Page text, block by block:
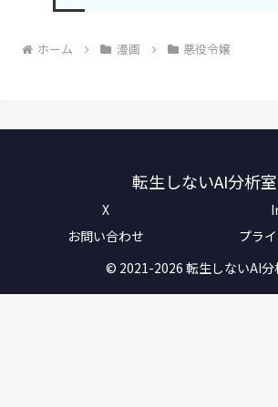
ホーム 漫画 悪役令嬢
転生しないAI分析室
X
お問い合わせ
プラ
© 2021-2026 転生しないAI分